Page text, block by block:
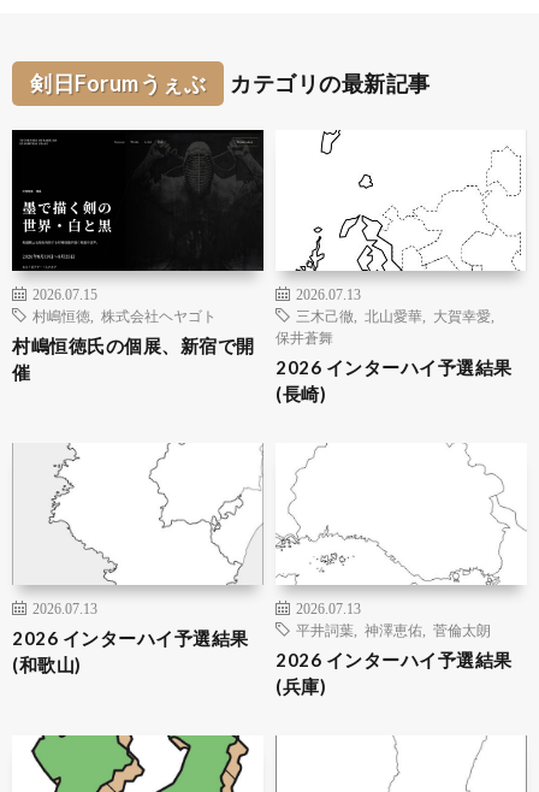
剣日Forumうぇぶ カテゴリの最新記事
2026.07.15
村嶋恒徳
株式会社ヘヤゴト
村嶋恒徳氏の個展、新宿で開
催
2026.07.13
三木己徹
北山愛華 大賀幸愛
保井蒼舞
2026 インターハイ予選結果
(長崎)
2026.07.13
2026 インターハイ予選結果
(和歌山)
2026.07.13
平井詞葉
神澤恵佑 菅倫太朗
2026 インターハイ予選結果
(兵庫)